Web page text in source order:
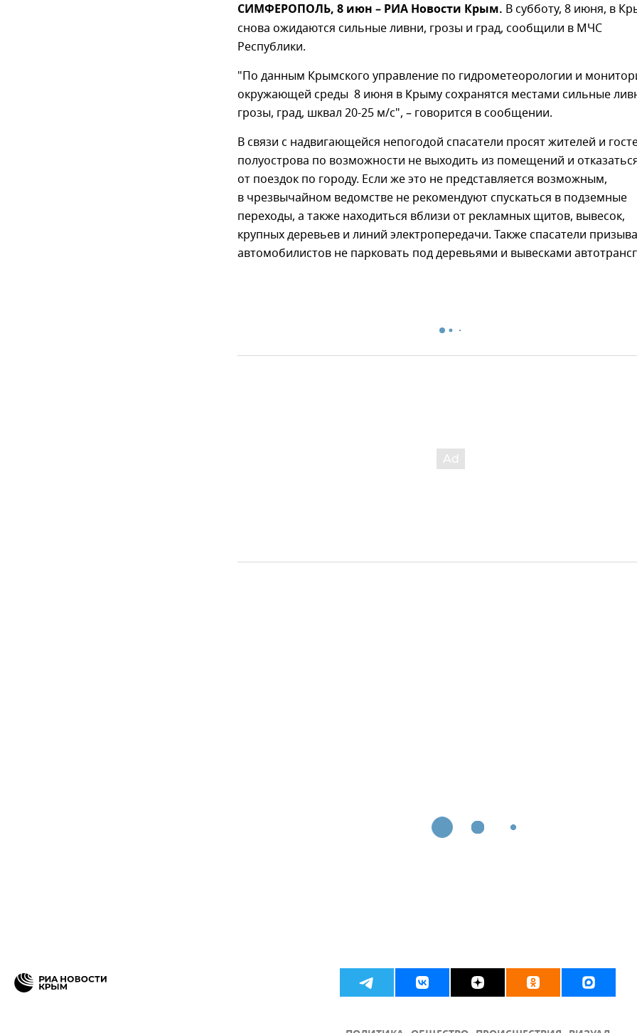
СИМФЕРОПОЛЬ, 8 июн – РИА Новости Крым. В субботу, 8 июня, в
снова ожидаются сильные ливни, грозы и град, сообщили в МЧС
Республики.
"По данным Крымского управление по гидрометеорологии и
окружающей среды 8 июня в Крыму сохранятся местами сильные
грозы, град, шквал 20-25 м/с", – говорится в сообщении.
В связи с надвигающейся непогодой спасатели просят жителей и
полуострова по возможности не выходить из помещений и
от поездок по городу. Если же это не представляется возможным,
в чрезвычайном ведомстве не рекомендуют спускаться в подземные
переходы, а также находиться вблизи от рекламных щитов, вывесок,
крупных деревьев и линий электропередачи. Также спасатели
автомобилистов не парковать под деревьями и вывесками